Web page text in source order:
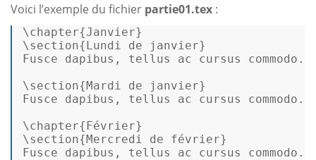
Voici l’exemple du fichier partie01.tex :
\chapter{Janvier}
\section{Lundi de janvier}
Fusce dapibus, tellus ac cursus
\section{Mardi de janvier}
Fusce dapibus, tellus ac cursus
\chapter{Février}
\section{Mercredi de février}
Fusce dapibus, tellus ac cursus